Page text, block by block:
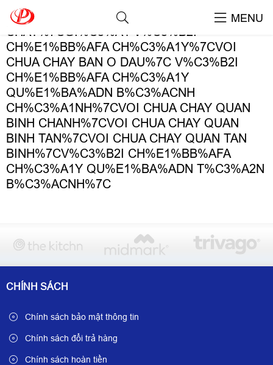
MENU
TAGS: %7CGIA VOI CHUA
CHAY%7CGI%C3%A1 V%C3%B2I
CH%E1%BB%AFA CH%C3%A1Y%7CVOI
CHUA CHAY BAN O DAU%7C V%C3%B2I
CH%E1%BB%AFA CH%C3%A1Y
QU%E1%BA%ADN B%C3%ACNH
CH%C3%A1NH%7CVOI CHUA CHAY QUAN
BINH CHANH%7CVOI CHUA CHAY QUAN
BINH TAN%7CVOI CHUA CHAY QUAN TAN
BINH%7CV%C3%B2I CH%E1%BB%AFA
CH%C3%A1Y QU%E1%BA%ADN T%C3%A2N
B%C3%ACNH%7C
CHÍNH SÁCH
Chính sách bảo mật thông tin
Chính sách đổi trả hàng
Chính sách hoàn tiền